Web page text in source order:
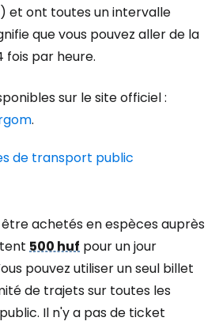
et ont toutes un intervalle
que vous pouvez aller de la
fois par heure.
sur le site officiel :
.
de transport public
achetés en espèces auprès
500 huf pour un jour
pouvez utiliser un seul billet
de trajets sur toutes les
Il n'y a pas de ticket